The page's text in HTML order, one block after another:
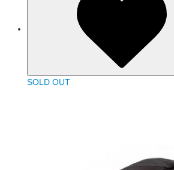
SOLD OUT